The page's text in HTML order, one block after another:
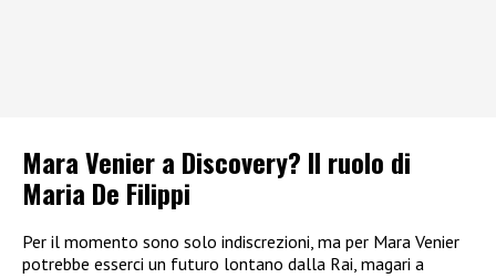
Mara Venier a Discovery? Il ruolo di
Maria De Filippi
Per il momento sono solo indiscrezioni, ma per Mara Venier
potrebbe esserci un futuro lontano dalla Rai, magari a